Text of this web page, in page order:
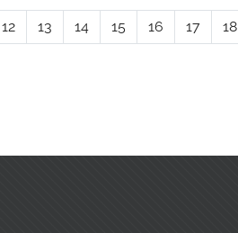
12 13 14 15 16 17 18